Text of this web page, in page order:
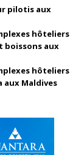
pilotis aux
hôteliers
boissons aux
hôteliers
aux Maldives